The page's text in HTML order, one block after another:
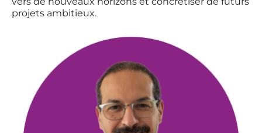
projets ambitieux.